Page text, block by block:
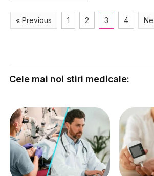
« Previous 1 2 3 4
Cele mai noi stiri medicale: